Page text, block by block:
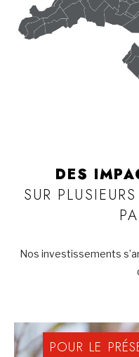
DES
SUR
Nos investissements
POUR LE